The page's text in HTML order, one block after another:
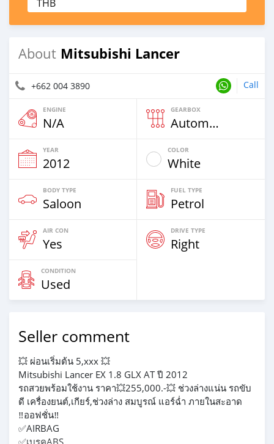
THB
About Mitsubishi Lancer
+662 004 3890 Call
ENGINE
N/A
GEARBOX
Automatic
YEAR
2012
COLOR
White
BODY TYPE
Saloon
FUEL TYPE
Petrol
AIR CON
Yes
DRIVE TYPE
Right
CONDITION
Used
Seller comment
💥 ผ่อนเริ่มต้น 5,xxx 💥
Mitsubishi Lancer EX 1.8 GLX AT ปี 2012
รถสวยพร้อมใช้งาน ราคา💥255,000.-💥 ช่วงล่างแน่น รถขับ
ดี เครื่องยนต์,เกียร์,ช่วงล่าง สมบูรณ์ แอร์ฉ่ำ ภายในสะอาด
‼️ออฟชั่น‼️
✅AIRBAG
✅เบรคABS